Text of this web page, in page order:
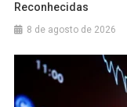
Reconhecidas
8 de agosto de 2026